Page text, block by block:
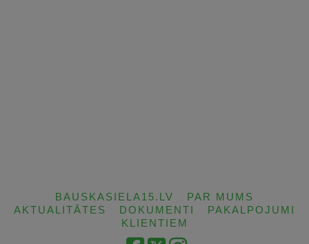
BAUSKASIELA15.LV
PAR MUMS
AKTUALITĀTES
DOKUMENTI
PAKALPOJUMI
KLIENTIEM